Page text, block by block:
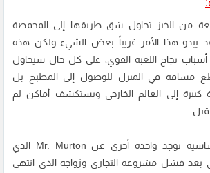
من الخبز تحاول شق طريقها إلى المحمصة
هذا الأمر غريباً بعض الشيء ولكن هذه
نجاح اللعبة القوي، على كل حال سيحاول
مسافة في المنزل للوصول إلى المطبخ بل
إلى العالم الخارجي ويستكشف أماكن لم
خلف تلك القصة الأساسية توجد واحدة أخرى عن Mr. Murton الذي
بعد فشل مشروعه التجاري وزواجه الذي انتهى